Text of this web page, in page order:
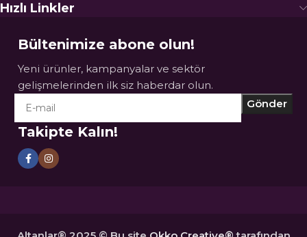
Hızlı Linkler
Bültenimize abone olun!
Yeni ürünler, kampanyalar ve sektör
gelişmelerinden ilk siz haberdar olun.
Takipte Kalın!